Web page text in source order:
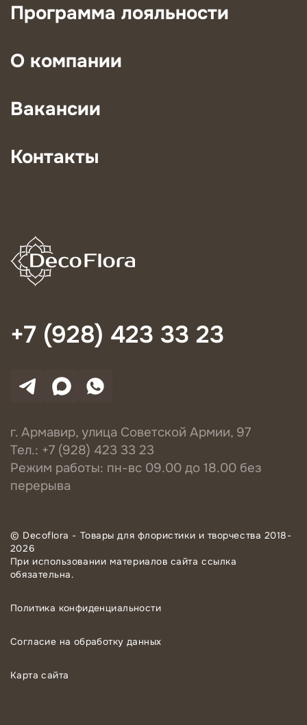
Программа лояльности
О компании
Вакансии
Контакты
+7 (928) 423 33 23
г. Армавир, улица Советской Армии, 97
Тел.: +7 (928) 423 33 23
Режим работы: пн-вс 09.00 до 18.00 без
перерыва
© Decoflora - Товары для флористики и творчества 2018-
2026
При использовании материалов сайта ссылка
обязательна.
Политика конфиденциальности
Согласие на обработку данных
Карта сайта